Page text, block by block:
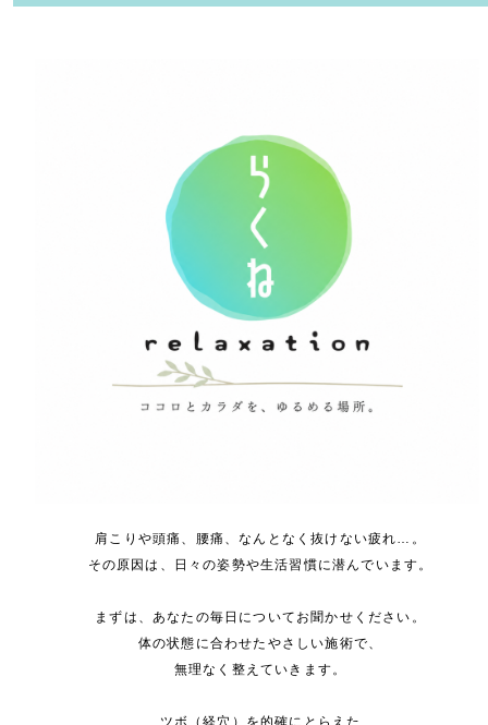
肩こりや頭痛、腰痛、なんとなく抜けない疲れ…。
その原因は、日々の姿勢や生活習慣に潜んでいます。
まずは、あなたの毎日についてお聞かせください。
体の状態に合わせたやさしい施術で、
無理なく整えていきます。
ツボ（経穴）を的確にとらえた